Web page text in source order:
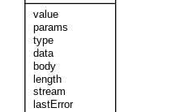
value
params
type
data
body
length
stream
lastError